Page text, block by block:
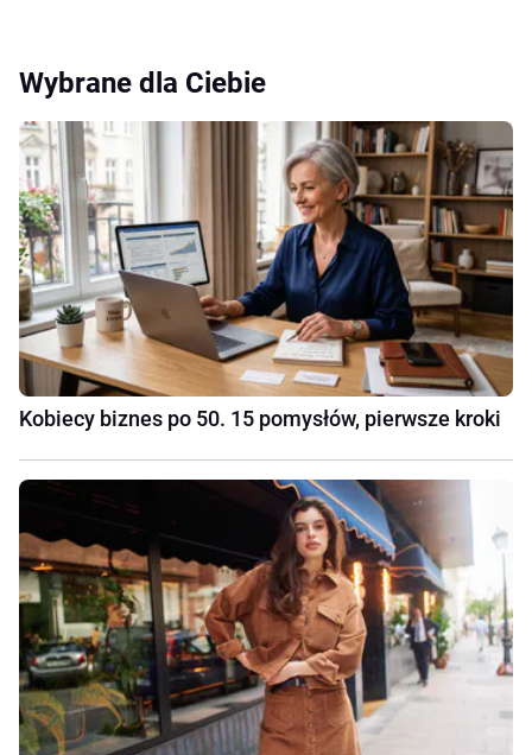
Wybrane dla Ciebie
Kobiecy biznes po 50. 15 pomysłów, pierwsze kroki